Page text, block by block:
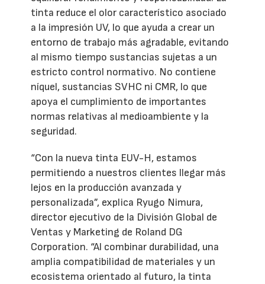
tinta reduce el olor característico asociado
a la impresión UV, lo que ayuda a crear un
entorno de trabajo más agradable, evitando
al mismo tiempo sustancias sujetas a un
estricto control normativo. No contiene
níquel, sustancias SVHC ni CMR, lo que
apoya el cumplimiento de importantes
normas relativas al medioambiente y la
seguridad.
“Con la nueva tinta EUV-H, estamos
permitiendo a nuestros clientes llegar más
lejos en la producción avanzada y
personalizada”, explica Ryugo Nimura,
director ejecutivo de la División Global de
Ventas y Marketing de Roland DG
Corporation. “Al combinar durabilidad, una
amplia compatibilidad de materiales y un
ecosistema orientado al futuro, la tinta